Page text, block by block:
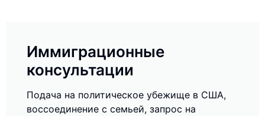
Иммиграционные
консультации
Подача на политическое убежище в США,
воссоединение с семьей, запрос на